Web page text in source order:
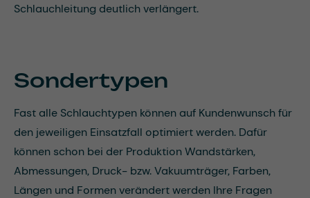
Schlauchleitung deutlich verlängert.
Sondertypen
Fast alle Schlauchtypen können auf Kundenwunsch für
den jeweiligen Einsatzfall optimiert werden. Dafür
können schon bei der Produktion Wandstärken,
Abmessungen, Druck- bzw. Vakuumträger, Farben,
Längen und Formen verändert werden Ihre Fragen